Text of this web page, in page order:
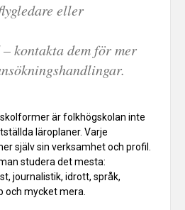
eller
kontakta dem för mer
är folkhögskolan inte
läroplaner. Varje
själv sin verksamhet och profil.
studera det mesta:
journalistik, idrott, språk,
och mycket mera.